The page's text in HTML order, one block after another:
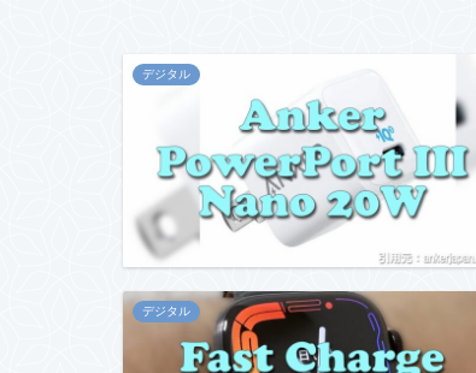
デジタル
デジタル